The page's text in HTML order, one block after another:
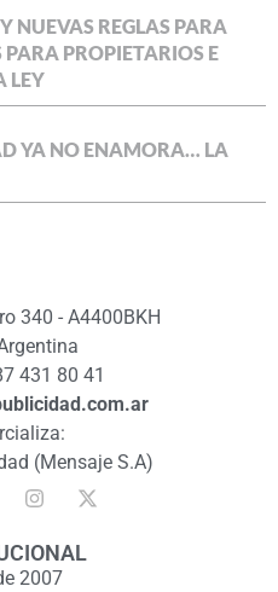
NUEVAS REGLAS PARA
PROPIETARIOS E
LEY
YA NO ENAMORA… LA
340 - A4400BKH
431 80 41
(Mensaje S.A)
2007